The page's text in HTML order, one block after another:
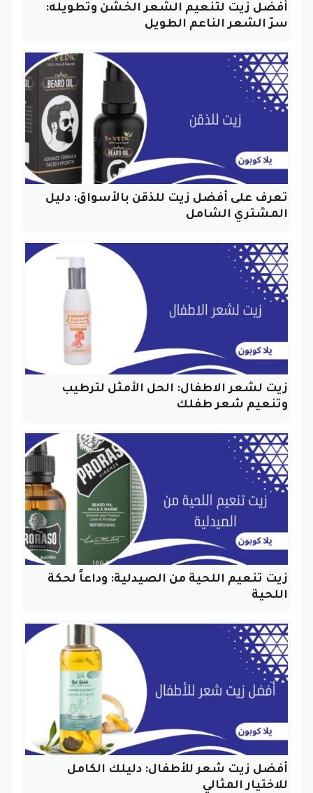
أفضل زيت لتنعيم الشعر الخشن وتطويله:
سرّ الشعر الناعم الطويل
تعرف على أفضل زيت للذقن بالأسواق: دليل
المشتري الشامل
زيت لشعر الاطفال: الحل الأمثل لترطيب
وتنعيم شعر طفلك
زيت تنعيم اللحية من الصيدلية: وداعاً لحكة
اللحية
أفضل زيت شعر للأطفال: دليلك الكامل
للاختيار المثالي